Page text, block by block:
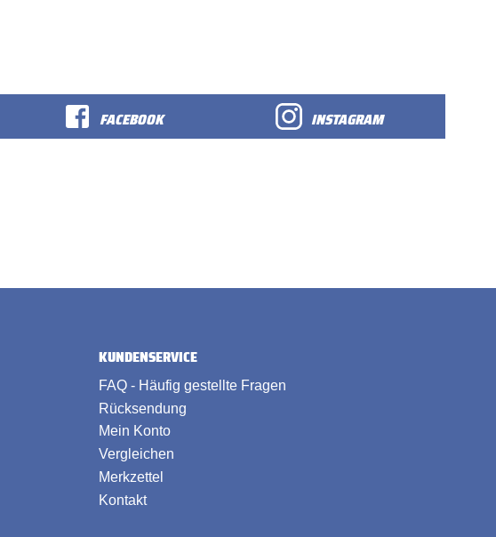
FACEBOOK INSTAGRAM
KUNDENSERVICE
FAQ - Häufig gestellte Fragen
Rücksendung
Mein Konto
Vergleichen
Merkzettel
Kontakt